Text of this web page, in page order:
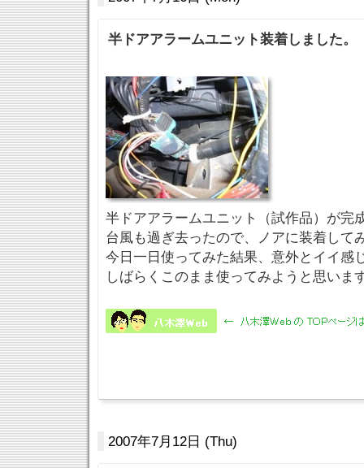
半ドアアラームユニット装着しました。
半ドアアラームユニット（試作品）が完
台風も過ぎ去ったので、ノアに装着して
今日一日使ってみた結果、意外とイイ感
しばらくこのまま使ってみようと思いま
2007年7月12日 (Thu)